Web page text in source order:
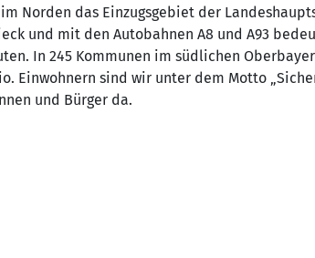
Norden das Einzugsgebiet der
und mit den Autobahnen A8 und A93
In 245 Kommunen im südlichen
Einwohnern sind wir unter dem Motto
und Bürger da.